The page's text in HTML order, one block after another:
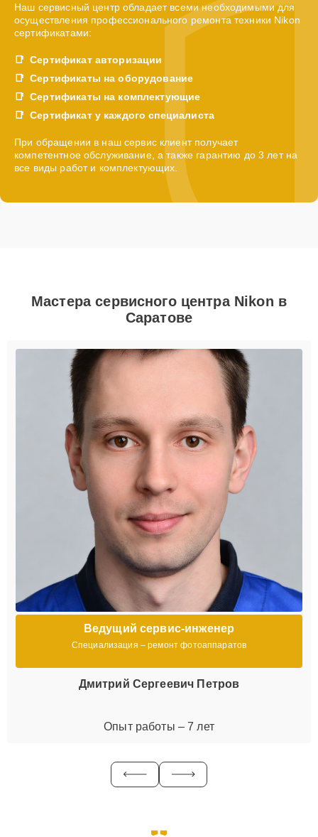
Наш сервисный центр обладает всеми необходимыми для
осуществления профессионального ремонта техники Nikon
сертификатами:
Сертификат авторизации
Сертификаты на оборудование
Сертификаты на комплектующие
Сертификат у каждого специалиста
При обращении в наш сервис клиент получает
компетентное обслуживание, а также гарантию до 3 лет на
все виды работ и комплектующих.
Мастера сервисного центра Nikon в
Саратове
Ведущий сервис-инженер
Специализация – ремонт фотоаппаратов
Дмитрий Сергеевич Петров
Опыт работы – 7 лет